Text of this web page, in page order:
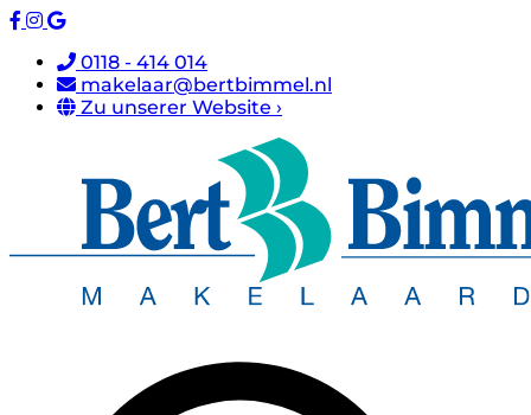
0118 - 414 014
makelaar@bertbimmel.nl
Zu unserer Website ›